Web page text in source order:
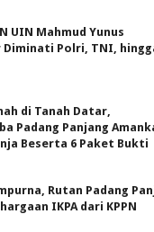
UIN Mahmud Yunus
Diminati Polri, TNI,
di Tanah Datar,
Padang Panjang
Beserta 6 Paket Bukti
Rutan Padang
IKPA dari KPPN